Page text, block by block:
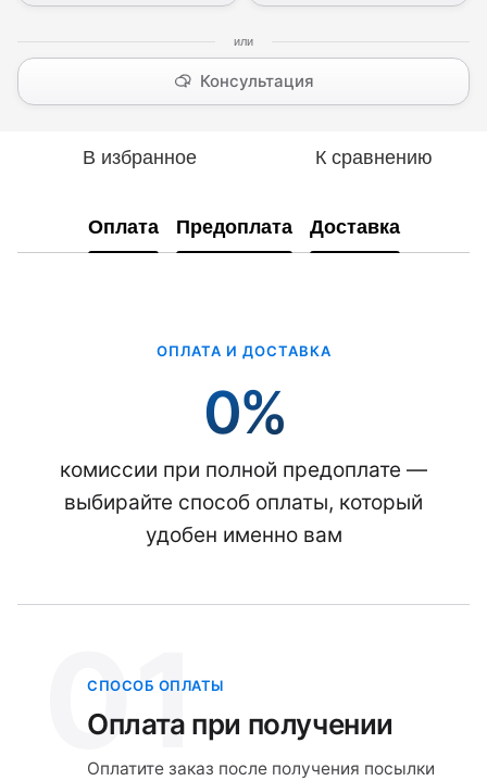
Консультация
В избранное К сравнению
Оплата Предоплата Доставка
ОПЛАТА И ДОСТАВКА
0%
комиссии при полной предоплате —
выбирайте способ оплаты, который
удобен именно вам
01
СПОСОБ ОПЛАТЫ
Оплата при получении
Оплатите заказ после получения посылки